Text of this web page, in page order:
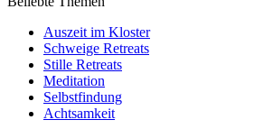
Auszeit im Kloster
Schweige Retreats
Stille Retreats
Meditation
Selbstfindung
Achtsamkeit